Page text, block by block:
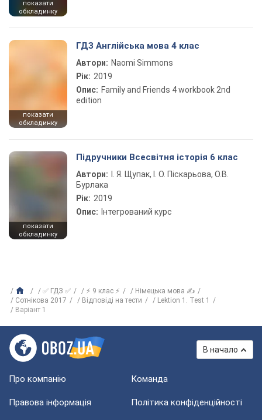
показати
обкладинку
показати
обкладинку
ГДЗ Англійська мова 4 клас
Автори: Naomi Simmons
Рік: 2019
Опис: Family and Friends 4 workbook 2nd
edition
показати
обкладинку
Підручники Всесвітня історія 6 клас
Автори:
І. Я. Щупак, І. О. Піскарьова, О.В.
Бурлака
Рік: 2019
Опис: Інтегрований курс
✅ ГДЗ ✅ ⚡ 9 клас ⚡
Німецька мова ✍
Сотнікова 2017
Відповіді на тести
Lektion 1. Test 1
Варіант 1
В начало
Про компанію Команда
Правова інформація Політика конфіденційності